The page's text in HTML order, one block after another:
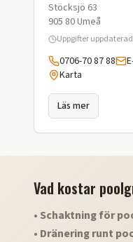
Stöcksjö 63
905 80Umeå
Uppgifter
0706-70 87 88
Karta
Läs mer
Vad kostar
• Schaktning för
• Dränering runt